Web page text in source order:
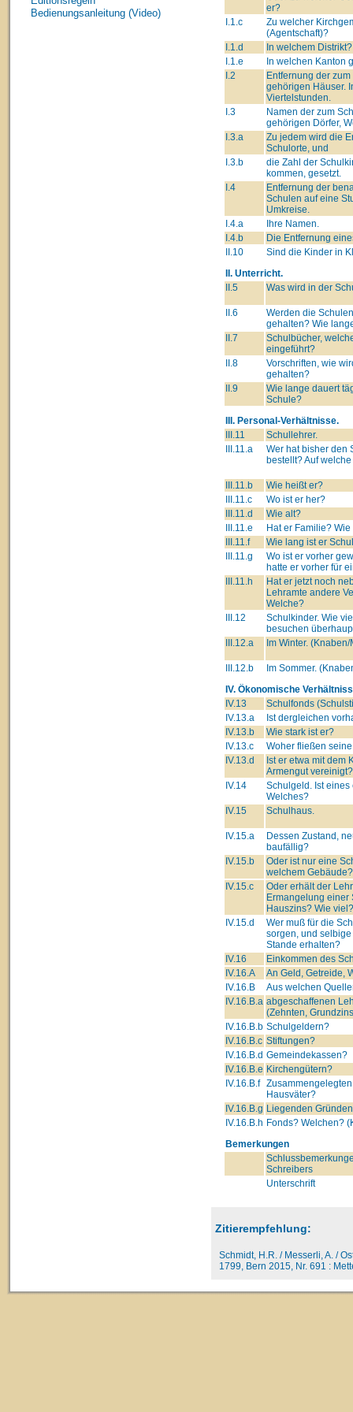
Bedienungsanleitung (Video)
er?
I.1.c
Zu welcher
(Agentschaft)?
I.1.d
In welchem Distrikt?
I.1.e
In welchen Kanton
I.2
Entfernung der
gehörigen Häuser.
Viertelstunden.
I.3
Namen der zum
gehörigen Dörfer,
I.3.a
Zu jedem wird die
Schulorte, und
I.3.b
die Zahl der
kommen, gesetzt.
I.4
Entfernung der
Schulen auf eine
Umkreise.
I.4.a
Ihre Namen.
I.4.b
Die Entfernung
II.10
Sind die Kinder in
II. Unterricht.
II.5
Was wird in der
II.6
Werden die
gehalten? Wie
II.7
Schulbücher,
eingeführt?
II.8
Vorschriften, wie
gehalten?
II.9
Wie lange dauert
Schule?
III. Personal-Verhältnisse.
III.11
Schullehrer.
III.11.a
Wer hat bisher den
bestellt? Auf
III.11.b
Wie heißt er?
III.11.c
Wo ist er her?
III.11.d
Wie alt?
III.11.e
Hat er Familie?
III.11.f
Wie lang ist er
III.11.g
Wo ist er vorher
hatte er vorher für
III.11.h
Hat er jetzt noch
Lehramte andere
Welche?
III.12
Schulkinder. Wie
besuchen
III.12.a
Im Winter.
III.12.b
Im Sommer.
IV. Ökonomische
IV.13
Schulfonds
IV.13.a
Ist dergleichen
IV.13.b
Wie stark ist er?
IV.13.c
Woher fließen
IV.13.d
Ist er etwa mit dem
Armengut vereinigt?
IV.14
Schulgeld. Ist eines
Welches?
IV.15
Schulhaus.
IV.15.a
Dessen Zustand,
baufällig?
IV.15.b
Oder ist nur eine
welchem Gebäude?
IV.15.c
Oder erhält der
Ermangelung einer
Hauszins? Wie viel?
IV.15.d
Wer muß für die
sorgen, und
Stande erhalten?
IV.16
Einkommen des
IV.16.A
An Geld, Getreide,
IV.16.B
Aus welchen
IV.16.B.a abgeschaffenen
(Zehnten,
IV.16.B.b Schulgeldern?
IV.16.B.c Stiftungen?
IV.16.B.d Gemeindekassen?
IV.16.B.e Kirchengütern?
IV.16.B.f
Hausväter?
IV.16.B.g Liegenden
IV.16.B.h Fonds? Welchen?
Bemerkungen
Schreibers
Unterschrift
Zitierempfehlung:
Schmidt, H.R. / Messerli, A. /
1799, Bern 2015, Nr. 691 :